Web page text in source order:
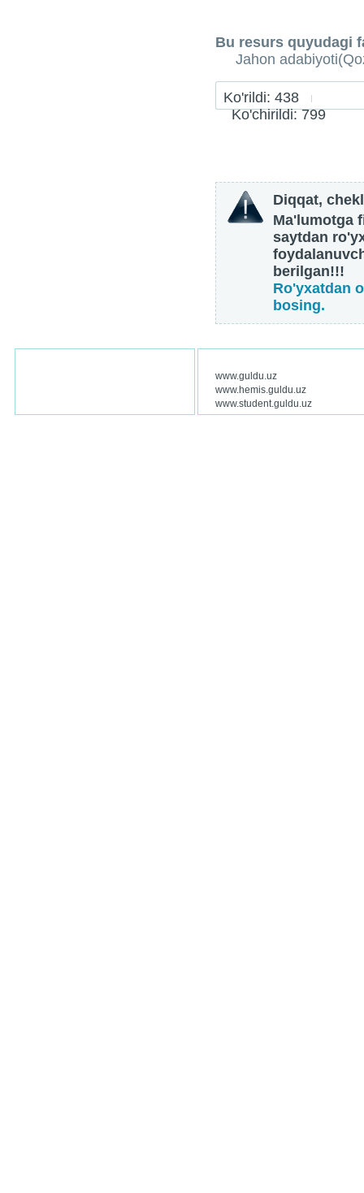
Bu resurs quyudagi
Jahon
Ko'rildi: 438
Ko'chirildi: 799
Diqqat,
Ma'lumotga
saytdan
berilgan!!!
Ro'yxatdan
bosing.
www.guldu.uz
www.hemis.guldu.uz
www.student.guldu.uz